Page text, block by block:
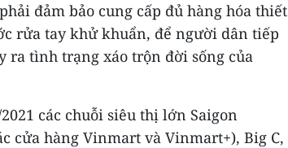
đảm bảo cung cấp đủ hàng hóa thiết
rửa tay khử khuẩn, để người dân tiếp
ra tình trạng xáo trộn đời sống của
các chuỗi siêu thị lớn Saigon
cửa hàng Vinmart và Vinmart+), Big C,